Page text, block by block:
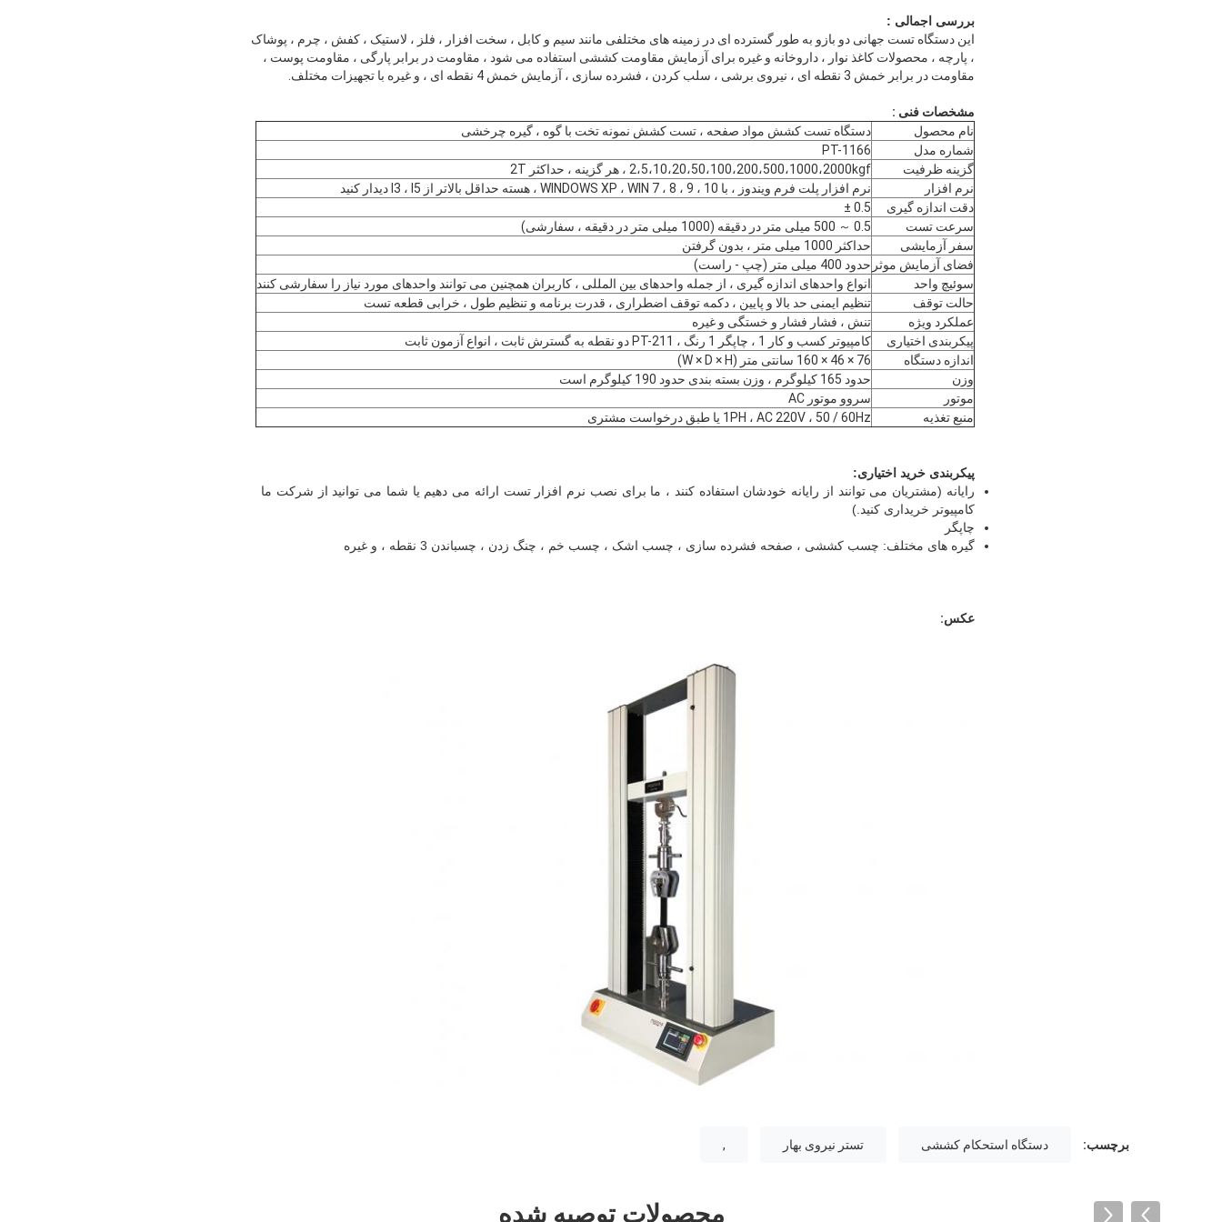
بررسی اجمالی :
این دستگاه تست جهانی دو بازو به طور گسترده ای در زمینه های مختلفی مانند سیم و کابل ، سخت افزار ، فلز ، لاستیک ، کفش ، چرم ، پوشاک
، پارچه ، محصولات کاغذ نوار ، داروخانه و غیره برای آزمایش مقاومت کششی استفاده می شود ، مقاومت در برابر پارگی ، مقاومت پوست ،
مقاومت در برابر خمش 3 نقطه ای ، نیروی برشی ، سلب کردن ، فشرده سازی ، آزمایش خمش 4 نقطه ای ، و غیره با تجهیزات مختلف.
مشخصات فنی :
نام محصول
دستگاه تست کشش مواد صفحه ، تست کشش نمونه تخت با گوه ، گیره چرخشی
شماره مدل
PT-1166
گزینه ظرفیت
2،5،10،20،50،100،200،500،1000،2000kgf ، هر گزینه ، حداکثر 2T
نرم افزار
نرم افزار پلت فرم ویندوز ، با WINDOWS XP ، WIN 7 ، 8 ، 9 ، 10 ، هسته حداقل بالاتر از I3 ، I5 دیدار کنید
دقت اندازه گیری
0.5 ±
سرعت تست
0.5 ～ 500 میلی متر در دقیقه (1000 میلی متر در دقیقه ، سفارشی)
سفر آزمایشی
حداکثر 1000 میلی متر ، بدون گرفتن
فضای آزمایش موثر حدود 400 میلی متر (چپ - راست)
سوئیچ واحد
انواع واحدهای اندازه گیری ، از جمله واحدهای بین المللی ، کاربران همچنین می توانند واحدهای مورد نیاز را سفارشی کنند
حالت توقف
تنظیم ایمنی حد بالا و پایین ، دکمه توقف اضطراری ، قدرت برنامه و تنظیم طول ، خرابی قطعه تست
عملکرد ویژه
تنش ، فشار فشار و خستگی و غیره
پیکربندی اختیاری
کامپیوتر کسب و کار 1 ، چاپگر 1 رنگ ، PT-211 دو نقطه به گسترش ثابت ، انواع آزمون ثابت
اندازه دستگاه
76 × 46 × 160 سانتی متر (W × D × H)
وزن
حدود 165 کیلوگرم ، وزن بسته بندی حدود 190 کیلوگرم است
موتور
سروو موتور AC
منبع تغذیه
1PH ، AC 220V ، 50 / 60Hz یا طبق درخواست مشتری
پیکربندی خرید اختیاری:
رایانه (مشتریان می توانند از رایانه خودشان استفاده کنند ، ما برای نصب نرم افزار تست ارائه می دهیم یا شما می توانید از شرکت ما
کامپیوتر خریداری کنید.)
چاپگر
گیره های مختلف: چسب کششی ، صفحه فشرده سازی ، چسب اشک ، چسب خم ، چنگ زدن ، چسباندن 3 نقطه ، و غیره
عکس:
برچسب: دستگاه استحکام کششی تستر نیروی بهار ,
محصولات توصیه شده